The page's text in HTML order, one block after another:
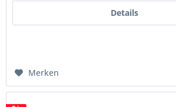
Details
Merken